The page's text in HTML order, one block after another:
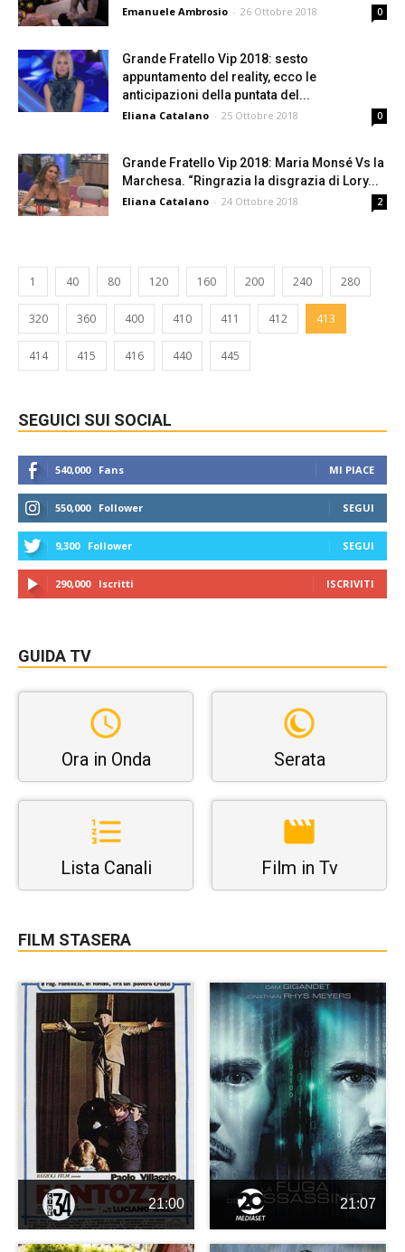
Emanuele Ambrosio - 26 Ottobre 2018 0
Grande Fratello Vip 2018: sesto
appuntamento del reality, ecco le
anticipazioni della puntata del...
Eliana Catalano - 25 Ottobre 2018 0
Grande Fratello Vip 2018: Maria Monsé Vs la
Marchesa. “Ringrazia la disgrazia di Lory...
Eliana Catalano - 24 Ottobre 2018 2
1 40 80 120 160 200 240 280
320 360 400 410 411 412 413
414 415 416 440 445
SEGUICI SUI SOCIAL
540,000 Fans MI PIACE
550,000 Follower SEGUI
9,300 Follower SEGUI
290,000 Iscritti ISCRIVITI
GUIDA TV
Ora in Onda Serata
Lista Canali Film in Tv
FILM STASERA
21:00 21:07